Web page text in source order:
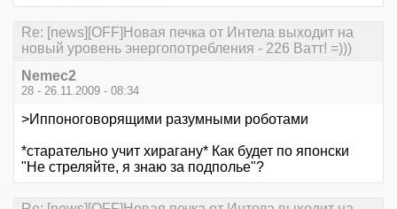
Re: [news][OFF]Новая печка от Интела выходит на
новый уровень энергопотребления - 226 Ватт! =)))
Nemec2
28 - 26.11.2009 - 08:34
>Иппоноговорящими разумными роботами
*старательно учит хирагану* Как будет по японски
"Не стреляйте, я знаю за подполье"?